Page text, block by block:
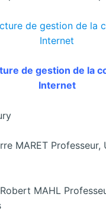
de gestion de la
Internet
MARET
MAHL